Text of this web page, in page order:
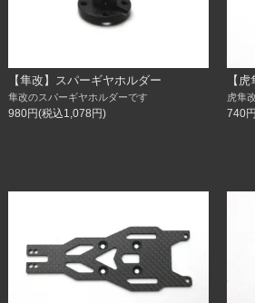
【隼改】スパーギヤホルダー
隼改のスパーギヤホルダーです
980円(税込1,078円)
【
虎隼
740